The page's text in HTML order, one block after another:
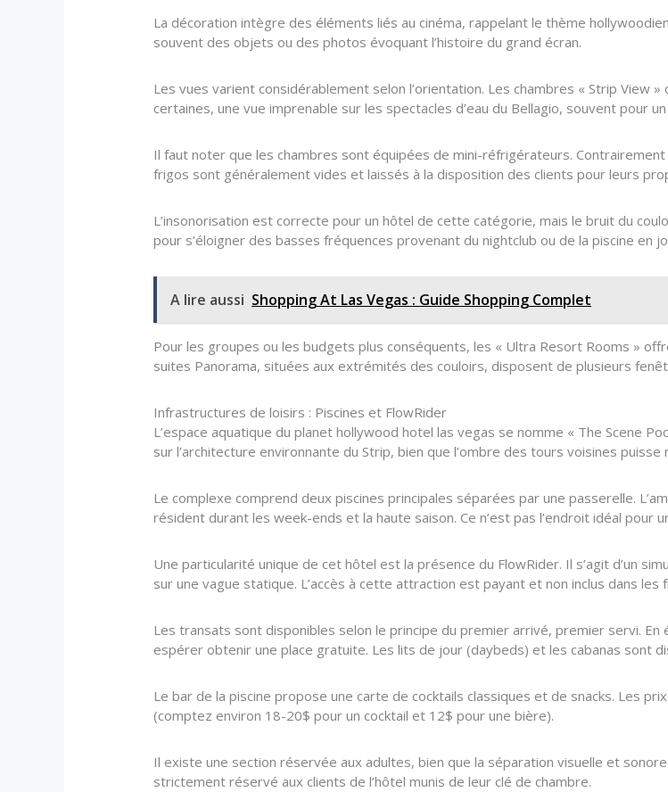
La décoration intègre des éléments liés au cinéma, rappelant le thème
souvent des objets ou des photos évoquant l’histoire du grand écran.
Les vues varient considérablement selon l’orientation. Les chambres « Strip View
certaines, une vue imprenable sur les spectacles d’eau du Bellagio, souvent pour
Il faut noter que les chambres sont équipées de mini-réfrigérateurs.
frigos sont généralement vides et laissés à la disposition des clients pour leurs
L’insonorisation est correcte pour un hôtel de cette catégorie, mais le bruit du
pour s’éloigner des basses fréquences provenant du nightclub ou de la piscine en
A lire aussi Shopping At Las Vegas : Guide Shopping Complet
Pour les groupes ou les budgets plus conséquents, les « Ultra Resort Rooms »
suites Panorama, situées aux extrémités des couloirs, disposent de plusieurs
Infrastructures de loisirs : Piscines et FlowRider
L’espace aquatique du planet hollywood hotel las vegas se nomme « The Scene
sur l’architecture environnante du Strip, bien que l’ombre des tours voisines puisse
Le complexe comprend deux piscines principales séparées par une passerelle.
résident durant les week-ends et la haute saison. Ce n’est pas l’endroit idéal pour
Une particularité unique de cet hôtel est la présence du FlowRider. Il s’agit d’un
sur une vague statique. L’accès à cette attraction est payant et non inclus dans les
Les transats sont disponibles selon le principe du premier arrivé, premier servi.
espérer obtenir une place gratuite. Les lits de jour (daybeds) et les cabanas sont
Le bar de la piscine propose une carte de cocktails classiques et de snacks. Les
(comptez environ 18-20$ pour un cocktail et 12$ pour une bière).
Il existe une section réservée aux adultes, bien que la séparation visuelle et
strictement réservé aux clients de l’hôtel munis de leur clé de chambre.